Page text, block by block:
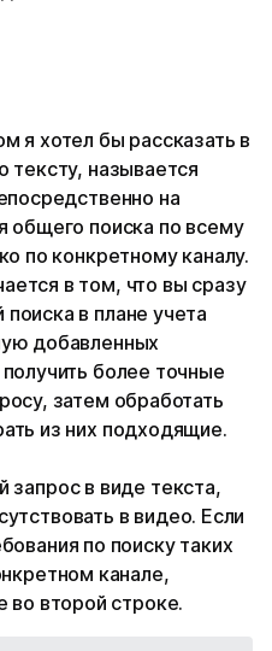
я хотел бы рассказать в
тексту, называется
на
общего поиска по всему
по конкретному каналу.
в том, что вы сразу
в плане учета
добавленных
более точные
затем обработать
из них подходящие.
запрос в виде текста,
в видео. Если
по поиску таких
канале,
во второй строке.